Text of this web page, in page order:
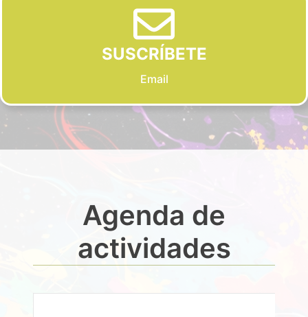
SUSCRÍBETE
Email
Agenda de
actividades